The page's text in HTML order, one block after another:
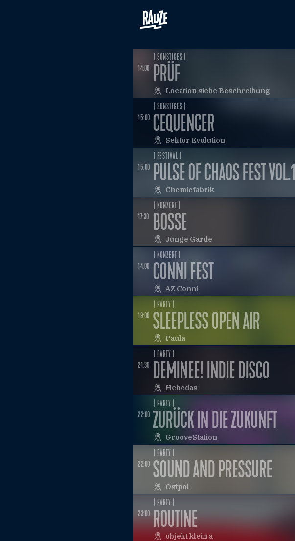
14:00
( SONSTIGES )
PRÜF
Location siehe Beschreibung
15:00
( SONSTIGES )
CEQUENCER
Sektor Evolution
15:00
( FESTIVAL )
PULSE OF CHAOS FEST VOL.1
Chemiefabrik
17:30
( KONZERT )
BOSSE
Junge Garde
14:00
( KONZERT )
CONNI FEST
AZ Conni
19:00
( PARTY )
SLEEPLESS OPEN AIR
Paula
21:30
( PARTY )
DEMINEE! INDIE DISCO
Hebedas
22:00
( PARTY )
ZURÜCK IN DIE ZUKUNFT
GrooveStation
22:00
( PARTY )
SOUND AND PRESSURE
Ostpol
23:00
( PARTY )
ROUTINE
objekt klein a